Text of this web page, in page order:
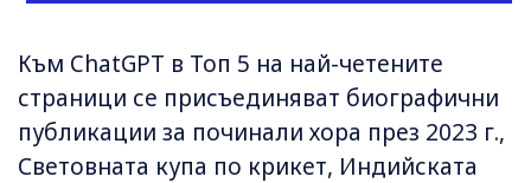
Към ChatGPT в Топ 5 на най-четените
страници се присъединяват биографични
публикации за починали хора през 2023 г.,
Световната купа по крикет, Индийската